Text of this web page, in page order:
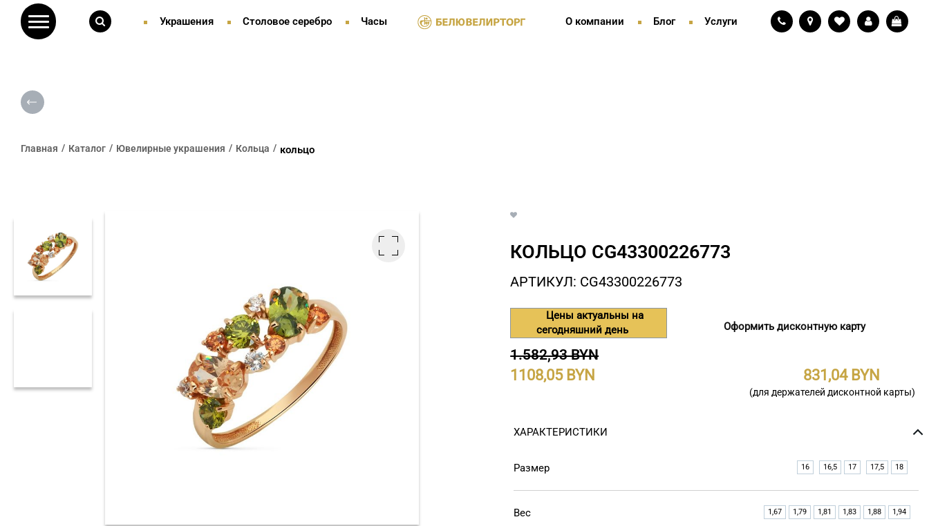
Украшения Столовое серебро Часы О компании Блог Услуги
Главная Каталог Ювелирные украшения Кольца кольцо
КОЛЬЦО СG43300226773
АРТИКУЛ: СG43300226773
Цены актуальны на
сегодняшний день
Оформить дисконтную карту
1.582,93 BYN
1108,05 831,04
(для держателей дисконтной карты)
ХАРАКТЕРИСТИКИ
Размер 16 16,5 17 17,5 18
Вес 1,67 1,79 1,81 1,83 1,88 1,94